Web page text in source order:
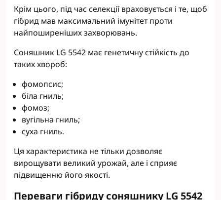
Крім цього, під час селекції враховується і те, щоб
гібрид мав максимальний імунітет проти
найпоширеніших захворювань.
Соняшник LG 5542 має генетичну стійкість до
таких хвороб:
фомопсис;
біла гниль;
фомоз;
вугільна гниль;
суха гниль.
Ця характеристика не тільки дозволяє
вирощувати великий урожай, але і сприяє
підвищенню його якості.
Переваги гібриду соняшнику LG 5542